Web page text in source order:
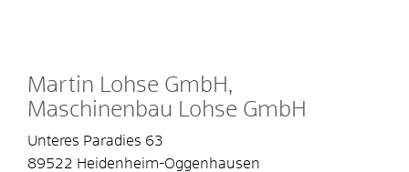
Martin Lohse GmbH,
Maschinenbau Lohse GmbH
Unteres Paradies 63
89522 Heidenheim-Oggenhausen